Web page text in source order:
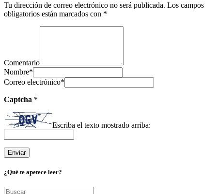
Tu dirección de correo electrónico no será publicada. Los campos
obligatorios están marcados con *
Comentario
Nombre*
Correo electrónico*
Captcha *
Escriba el texto mostrado arriba:
¿Qué te apetece leer?